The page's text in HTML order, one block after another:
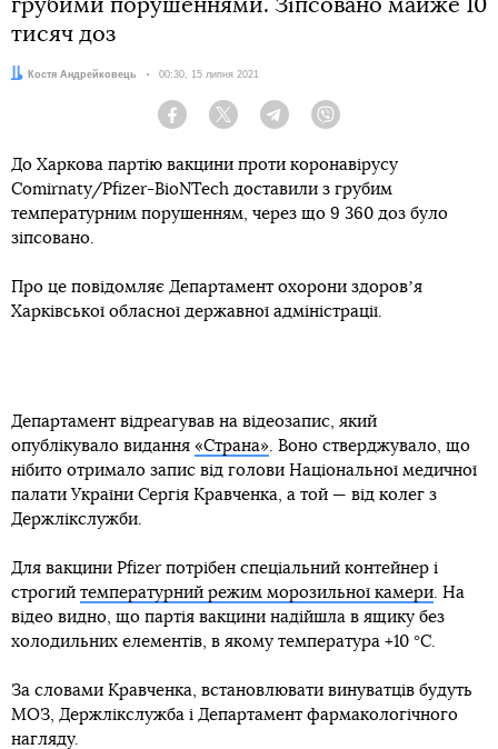
грубими порушеннями. Зіпсовано майже 10
тисяч доз
Автор:Костя Андрейковець Дата:
00:30, 15 липня 2021
Facebook Twitter Telegram
До Харкова партію вакцини проти коронавірусу
Comirnaty/Pfizer-BioNTech доставили з грубим
температурним порушенням, через що 9 360 доз було
зіпсовано.
Про це повідомляє Департамент охорони здоровʼя
Харківської обласної державної адміністрації.
Департамент відреагував на відеозапис, який
опублікувало видання «Страна». Воно стверджувало, що
нібито отримало запис від голови Національної медичної
палати України Сергія Кравченка, а той — від колег з
Держлікслужби.
Для вакцини Pfizer потрібен спеціальний контейнер і
строгий температурний режим морозильної камери. На
відео видно, що партія вакцини надійшла в ящику без
холодильних елементів, в якому температура +10 °C.
За словами Кравченка, встановлювати винуватців будуть
МОЗ, Держлікслужба і Департамент фармакологічного
нагляду.